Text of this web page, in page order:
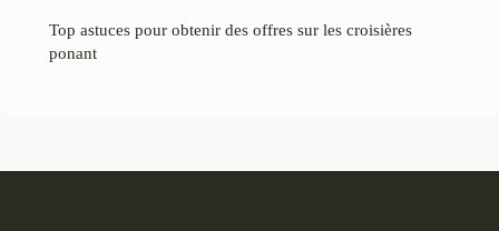
Top astuces pour obtenir des offres sur les croisières
ponant